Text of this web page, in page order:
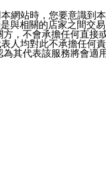
證官方帳號的通知型訊
網站時，您要意識
相關的店家之間交
，不會承擔任何直
人均對此不承擔任
其代表該服務將會適